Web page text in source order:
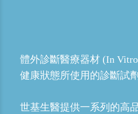
體外診斷醫療器材 (In
健康狀態所使用的診斷試
世基生醫提供一系列的高